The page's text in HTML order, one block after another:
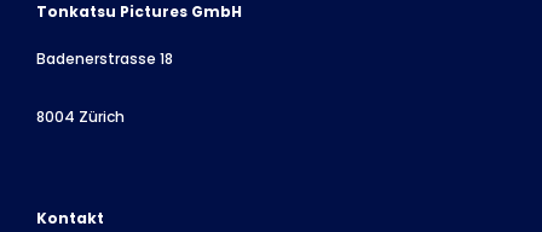
Tonkatsu Pictures GmbH
Badenerstrasse 18
8004 Zürich
Kontakt